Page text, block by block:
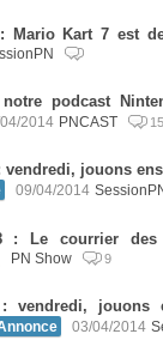
: Mario Kart 7 est
podcast
2014 PNCAST 15
vendredi, jouons
09/04/2014
: Le courrier des
PN Show 9
: vendredi, jouons
03/04/2014